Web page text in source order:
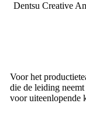
Dentsu Creative
Voor het
die de leiding
voor uiteenlopende